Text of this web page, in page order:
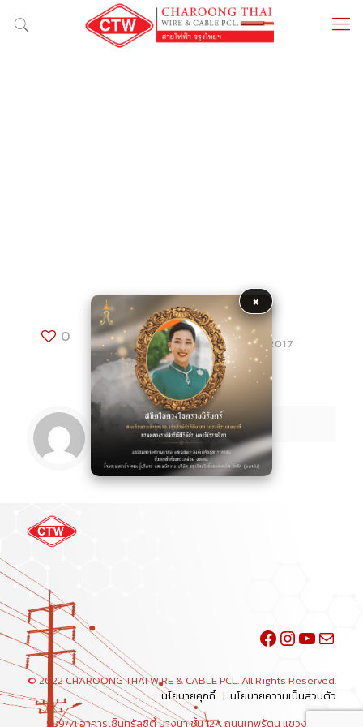
0
hw
Published by
at 24/08/2017
Facebook
Mail
© 2022 CHAROONG THAI WIRE & CABLE PCL. All Rights Reserved.
นโยบายคุกกี้ | นโยบายความเป็นส่วนตัว
589/71 อาคารเซ็นทรัลซิตี้ บางนา ชั้น 12A ถนนเทพรัตน แขวงบางนา
×